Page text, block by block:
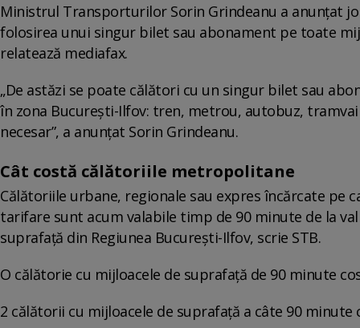
Ministrul Transporturilor Sorin Grindeanu a anunțat
folosirea unui singur bilet sau abonament pe toate
relatează mediafax.
„De astăzi se poate călători cu un singur bilet sau
în zona București-Ilfov: tren, metrou, autobuz,
necesar”, a anunțat Sorin Grindeanu.
Cât costă călătoriile metropolitane
Călătoriile urbane, regionale sau expres încărcate
tarifare sunt acum valabile timp de 90 minute de la
suprafață din Regiunea București-Ilfov, scrie STB.
O călătorie cu mijloacele de suprafață de 90 minute
2 călătorii cu mijloacele de suprafață a câte 90 minute